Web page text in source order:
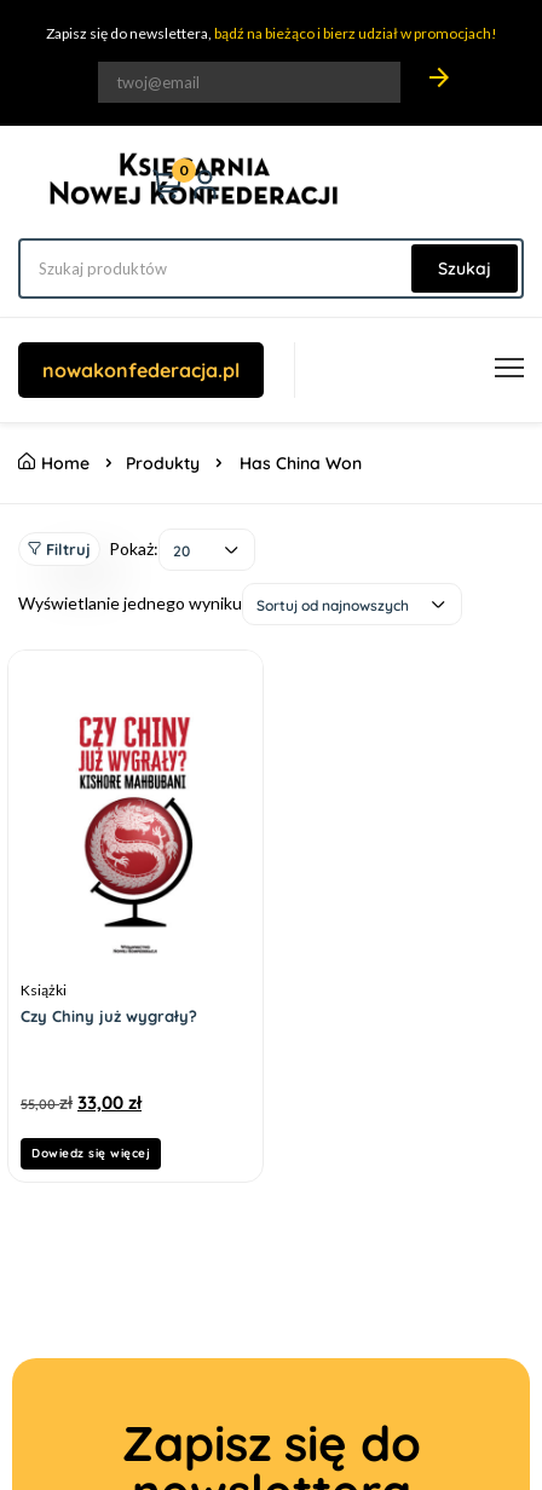
Zapisz się do newslettera, bądź na bieżąco i bierz udział w promocjach!
arrow_forward
0
Szukaj
nowakonfederacja.pl
Home Produkty Has China Won
Filtruj Pokaż: 20
Wyświetlanie jednego wyniku Sortuj od najnowszych
Książki
Czy Chiny już wygrały?
55,00zł 33,00 zł
Dowiedz się więcej
Zapisz się do